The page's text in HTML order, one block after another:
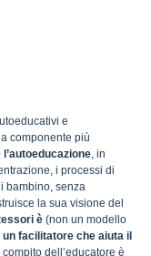
e
componente più
, in
i processi di
bambino, senza
la sua visione del
è (non un modello
un facilitatore che aiuta il
compito dell’educatore è